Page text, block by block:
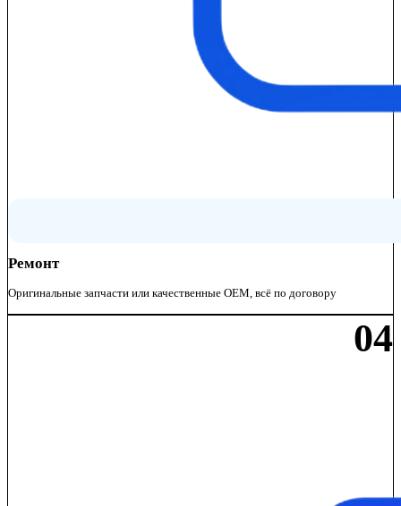
Ремонт
Оригинальные запчасти или качественные OEM, всё по договору
04